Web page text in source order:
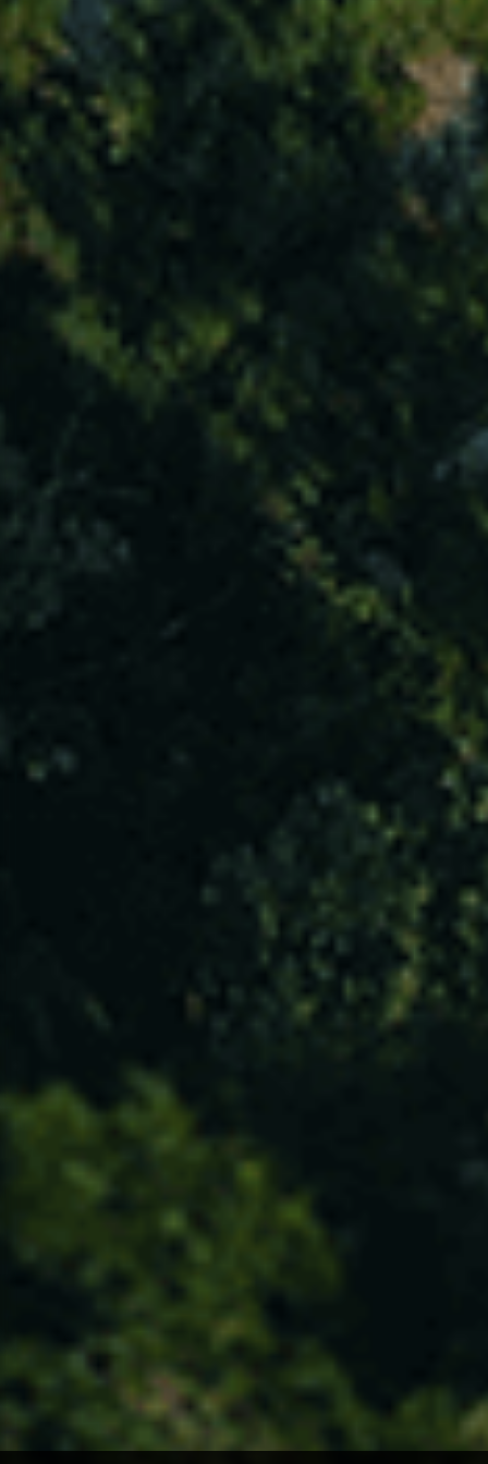
PLIS em Números
UTILIZADORES
Entidades Envolvidas
VER TODAS
ACESSIBILIDADE
POLÍTICA DE PRIVACIDADE